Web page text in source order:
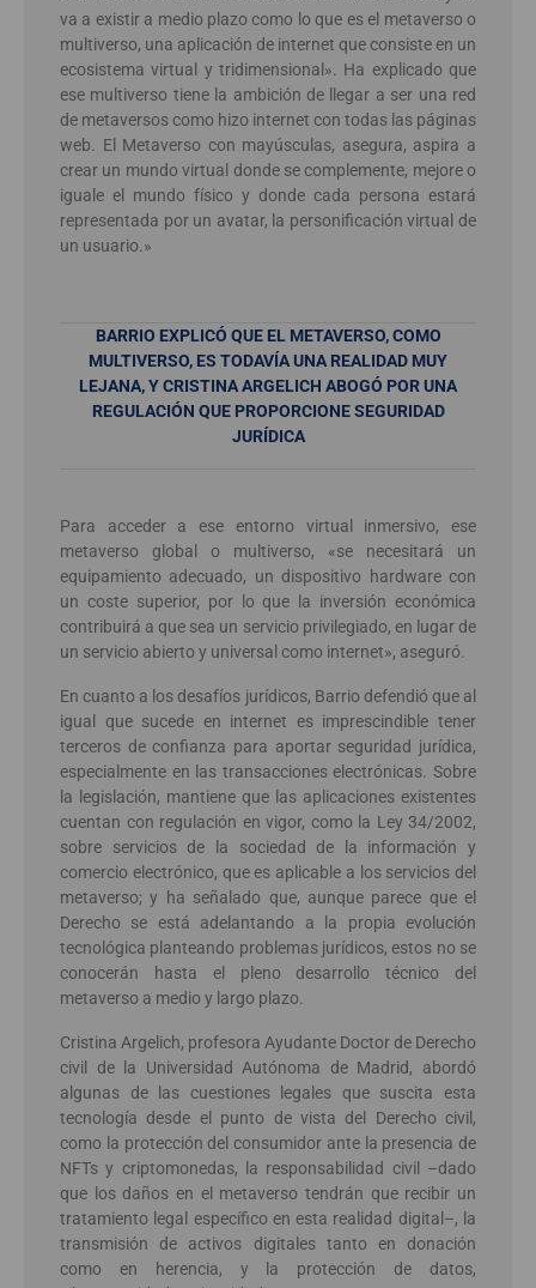
va a existir a medio plazo como lo que es el metaverso o
multiverso, una aplicación de internet que consiste en un
ecosistema virtual y tridimensional». Ha explicado que
ese multiverso tiene la ambición de llegar a ser una red
de metaversos como hizo internet con todas las páginas
web. El Metaverso con mayúsculas, asegura, aspira a
crear un mundo virtual donde se complemente, mejore o
iguale el mundo físico y donde cada persona estará
representada por un avatar, la personificación virtual de
un usuario.»
BARRIO EXPLICÓ QUE EL METAVERSO, COMO
MULTIVERSO, ES TODAVÍA UNA REALIDAD MUY
LEJANA, Y CRISTINA ARGELICH ABOGÓ POR UNA
REGULACIÓN QUE PROPORCIONE SEGURIDAD
JURÍDICA
Para acceder a ese entorno virtual inmersivo, ese
metaverso global o multiverso, «se necesitará un
equipamiento adecuado, un dispositivo hardware con
un coste superior, por lo que la inversión económica
contribuirá a que sea un servicio privilegiado, en lugar de
un servicio abierto y universal como internet», aseguró.
En cuanto a los desafíos jurídicos, Barrio defendió que al
igual que sucede en internet es imprescindible tener
terceros de confianza para aportar seguridad jurídica,
especialmente en las transacciones electrónicas. Sobre
la legislación, mantiene que las aplicaciones existentes
cuentan con regulación en vigor, como la Ley 34/2002,
sobre servicios de la sociedad de la información y
comercio electrónico, que es aplicable a los servicios del
metaverso; y ha señalado que, aunque parece que el
Derecho se está adelantando a la propia evolución
tecnológica planteando problemas jurídicos, estos no se
conocerán hasta el pleno desarrollo técnico del
metaverso a medio y largo plazo.
Cristina Argelich, profesora Ayudante Doctor de Derecho
civil de la Universidad Autónoma de Madrid, abordó
algunas de las cuestiones legales que suscita esta
tecnología desde el punto de vista del Derecho civil,
como la protección del consumidor ante la presencia de
NFTs y criptomonedas, la responsabilidad civil –dado
que los daños en el metaverso tendrán que recibir un
tratamiento legal específico en esta realidad digital–, la
transmisión de activos digitales tanto en donación
como en herencia, y la protección de datos,